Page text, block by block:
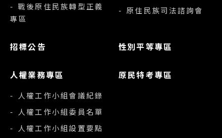
- 戰後原住民族轉型正義
專區
- 原住民族司法諮詢會
招標公告 性別平等專區
人權業務專區
- 人權工作小組會議紀錄
- 人權工作小組委員名單
- 人權工作小組設置要點
原民特考專區